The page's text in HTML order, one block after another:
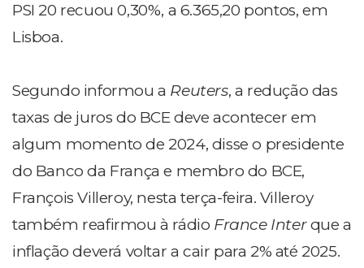
PSI 20 recuou 0,30%, a 6.365,20 pontos, em
Lisboa.
Segundo informou a Reuters, a redução das
taxas de juros do BCE deve acontecer em
algum momento de 2024, disse o presidente
do Banco da França e membro do BCE,
François Villeroy, nesta terça-feira. Villeroy
também reafirmou à rádio France Interque a
inflação deverá voltar a cair para 2% até 2025.